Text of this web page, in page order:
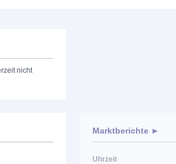
nicht
Marktberichte ►
Uhrzeit